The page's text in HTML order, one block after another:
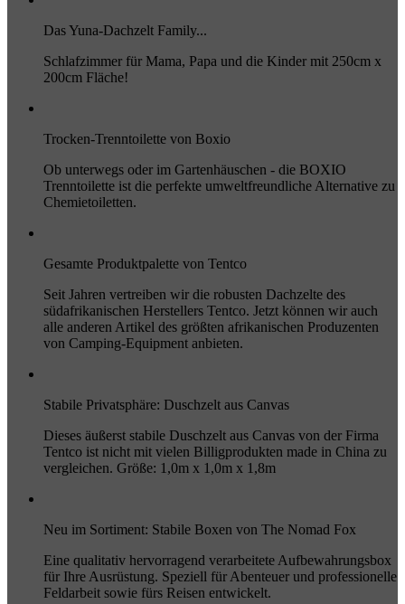
Das Yuna-Dachzelt Family...
Schlafzimmer für Mama, Papa und die Kinder mit 250cm x
200cm Fläche!
Trocken-Trenntoilette von Boxio
Ob unterwegs oder im Gartenhäuschen - die BOXIO
Trenntoilette ist die perfekte umweltfreundliche Alternative zu
Chemietoiletten.
Gesamte Produktpalette von Tentco
Seit Jahren vertreiben wir die robusten Dachzelte des
südafrikanischen Herstellers Tentco. Jetzt können wir auch
alle anderen Artikel des größten afrikanischen Produzenten
von Camping-Equipment anbieten.
Stabile Privatsphäre: Duschzelt aus Canvas
Dieses äußerst stabile Duschzelt aus Canvas von der Firma
Tentco ist nicht mit vielen Billigprodukten made in China zu
vergleichen. Größe: 1,0m x 1,0m x 1,8m
Neu im Sortiment: Stabile Boxen von The Nomad Fox
Eine qualitativ hervorragend verarbeitete Aufbewahrungsbox
für Ihre Ausrüstung. Speziell für Abenteuer und professionelle
Feldarbeit sowie fürs Reisen entwickelt.